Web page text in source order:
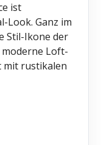
ist
Look. Ganz im
Stil-Ikone der
moderne Loft-
mit rustikalen